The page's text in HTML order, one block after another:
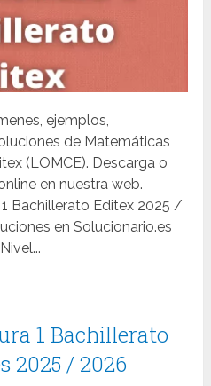
ejemplos,
de Matemáticas
(LOMCE). Descarga o
en nuestra web.
Bachillerato Editex 2025 /
en Solucionario.es
1 Bachillerato
2025 / 2026